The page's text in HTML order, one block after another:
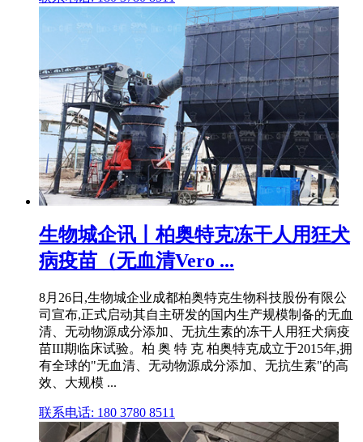
生物城企讯丨柏奥特克冻干人用狂犬
病疫苗（无血清Vero ...
8月26日,生物城企业成都柏奥特克生物科技股份有限公
司宣布,正式启动其自主研发的国内生产规模制备的无血
清、无动物源成分添加、无抗生素的冻干人用狂犬病疫
苗III期临床试验。柏 奥 特 克 柏奥特克成立于2015年,拥
有全球的"无血清、无动物源成分添加、无抗生素"的高
效、大规模 ...
联系电话: 180 3780 8511